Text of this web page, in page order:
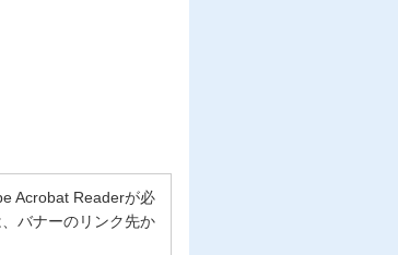
Acrobat Readerが必
バナーのリンク先か